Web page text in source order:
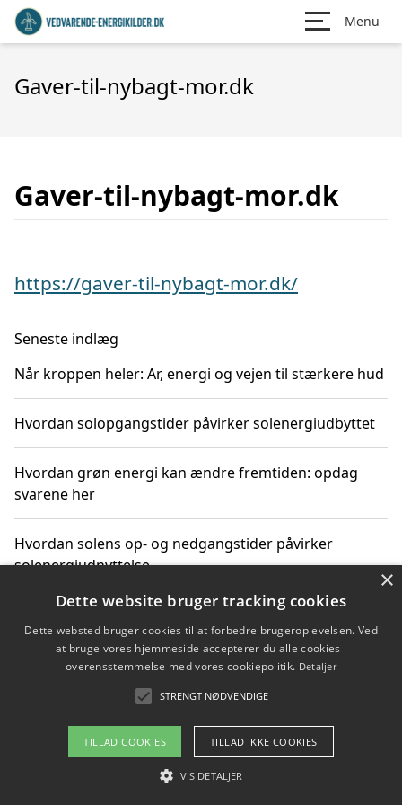
Menu
Gaver-til-nybagt-mor.dk
Gaver-til-nybagt-mor.dk
https://gaver-til-nybagt-mor.dk/
Seneste indlæg
Når kroppen heler: Ar, energi og vejen til stærkere hud
Hvordan solopgangstider påvirker solenergiudbyttet
Hvordan grøn energi kan ændre fremtiden: opdag
svarene her
Hvordan solens op- og nedgangstider påvirker
solenergiudnyttelse
Hvordan du får svar på energispørgsmål om
vedvarende energikilder
Om / kontakt
Blog Betingelser
×
Dette website bruger tracking cookies
Dette websted bruger cookies til at forbedre brugeroplevelsen. Ved
at bruge vores hjemmeside accepterer du alle cookies i
overensstemmelse med vores cookiepolitik. Detaljer
STRENGT NØDVENDIGE
TILLAD COOKIES TILLAD IKKE COOKIES
VIS DETALJER